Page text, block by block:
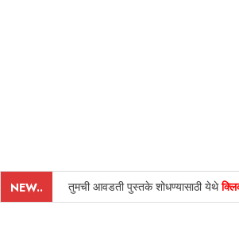
NEW.. तुमची आवडती पुस्तके शोधण्यासाठी येथे